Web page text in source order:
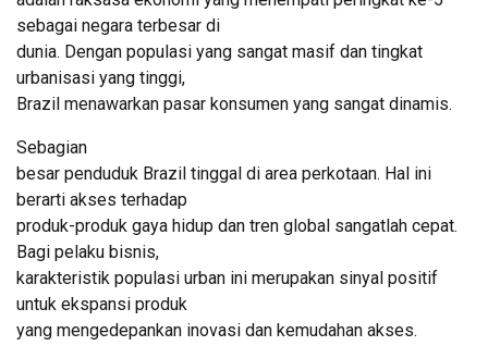
sebagai negara terbesar di
dunia. Dengan populasi yang sangat masif dan tingkat
urbanisasi yang tinggi,
Brazil menawarkan pasar konsumen yang sangat dinamis.
Sebagian
besar penduduk Brazil tinggal di area perkotaan. Hal ini
berarti akses terhadap
produk-produk gaya hidup dan tren global sangatlah cepat.
Bagi pelaku bisnis,
karakteristik populasi urban ini merupakan sinyal positif
untuk ekspansi produk
yang mengedepankan inovasi dan kemudahan akses.